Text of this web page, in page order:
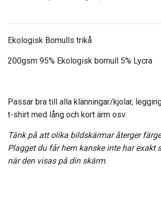
Ekologisk Bomulls trikå
200gsm 95% Ekologisk bomull 5% Lycra
Passar bra till alla klänningar/kjolar,
t-shirt med lång och kort ärm osv.
Tänk på att olika bildskärmar återger
Plagget du får hem kanske inte har exakt
när den visas på din skärm.